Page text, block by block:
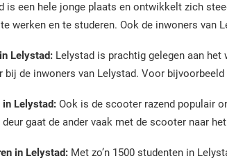
is een hele jonge plaats en ontwikkelt zich
werken en te studeren. Ook de inwoners van
Lelystad: Lelystad is prachtig gelegen aan
bij de inwoners van Lelystad. Voor
in Lelystad: Ook is de scooter razend populair
gaat de ander vaak met de scooter naar
in Lelystad: Met zo’n 1500 studenten in